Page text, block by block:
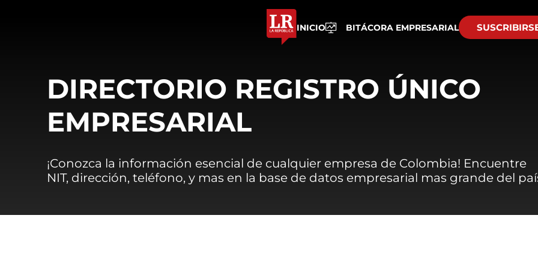
INICIO BITÁCORA EMPRESARIAL
DIRECTORIO REGISTRO ÚNICO
EMPRESARIAL
¡Conozca la información esencial de cualquier empresa de Colombia! Encuentre
NIT, dirección, teléfono, y mas en la base de datos empresarial mas grande del